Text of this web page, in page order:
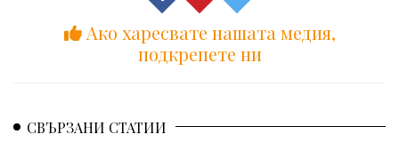
Ако харесвате нашата медия,
подкрепете ни
СВЪРЗАНИ СТАТИИ